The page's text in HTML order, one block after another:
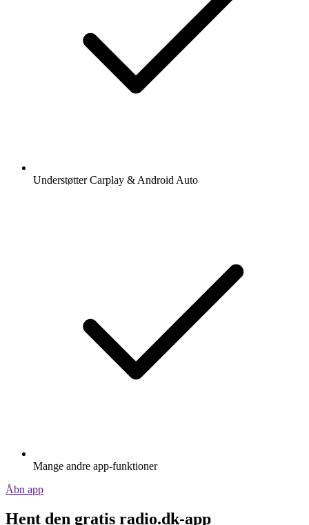
Understøtter Carplay & Android Auto
Mange andre app-funktioner
Åbn app
Hent den gratis radio.dk-app